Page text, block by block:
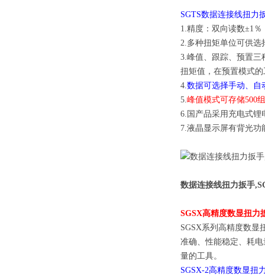
SGTS数据连接线扭力
1.精度：双向读数±1
2.多种扭矩单位可供
3.峰值、跟踪、预置三
扭矩值，在预置模式
4.数据可选择手动、自
5.峰值模式可存储500
6.国产品采用充电式锂
7.液晶显示屏有背光
数据连接线扭力扳手
SGSX高精度数显扭力
SGSX系列高精度数显
准确、性能稳定、耗
量的工具。
SGSX-2高精度数显扭